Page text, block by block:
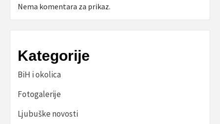
Nema komentara za prikaz.
Kategorije
BiH i okolica
Fotogalerije
Ljubuške novosti